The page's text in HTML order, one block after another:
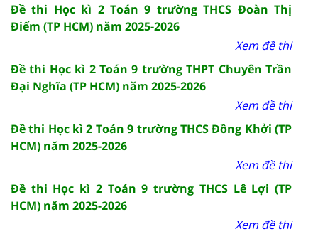
Đề thi Học kì 2 Toán 9 trường THCS Đoàn Thị
Điểm (TP HCM) năm 2025-2026
Xem đề thi
Đề thi Học kì 2 Toán 9 trường THPT Chuyên Trần
Đại Nghĩa (TP HCM) năm 2025-2026
Xem đề thi
Đề thi Học kì 2 Toán 9 trường THCS Đồng Khởi (TP
HCM) năm 2025-2026
Xem đề thi
Đề thi Học kì 2 Toán 9 trường THCS Lê Lợi (TP
HCM) năm 2025-2026
Xem đề thi